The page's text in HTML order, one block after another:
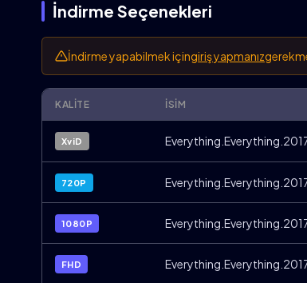
İndirme Seçenekleri
İndirme yapabilmek içingiriş yapmanız
KALITE İSIM
XviD
720P
1080P
FHD